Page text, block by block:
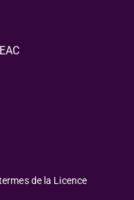
de la Licence